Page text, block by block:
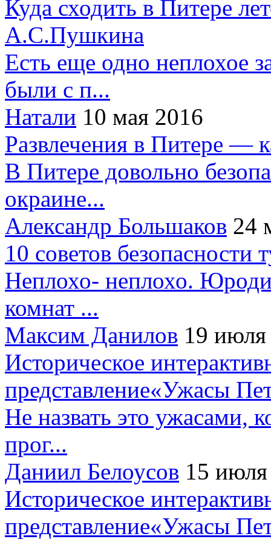
Куда сходить в Питере
А.С.Пушкина
Есть еще одно неплохое
были с п...
Натали 10 мая 2016
Развлечения в Питере —
В Питере довольно
окраине...
Александр Большаков 24
10 советов безопасности
Неплохо- неплохо.
комнат ...
Максим Данилов 19
Историческое
представление«Ужасы
Не назвать это ужасами,
прог...
Даниил Белоусов 15
Историческое
представление«Ужасы